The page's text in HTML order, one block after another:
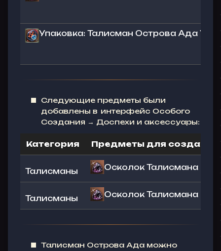
Упаковка: Талисман Острова Ада Ур.
Следующие предметы были
добавлены в интерфейс Особого
Создания → Доспехи и аксессуары:
Категория Предметы для создания
Талисманы Осколок Талисмана
Талисманы Осколок Талисмана
Талисман Острова Ада можно